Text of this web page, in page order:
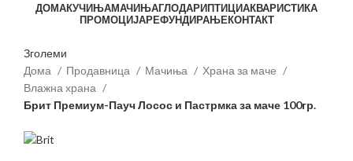
ДОМАКУЧИЊАМАЧИЊАГЛОДАРИПТИЦИАКВАРИСТИКА
ПРОМОЦИЈАРЕФУНДИРАЊЕКОНТАКТ
Зголеми
Дома
Продавница Мачиња
Храна за маче
Влажна храна
Брит Премиум-Пауч Лосос и Пастрмка за маче 100гр.